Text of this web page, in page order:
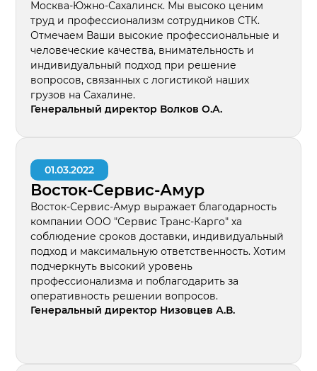
Москва-Южно-Сахалинск. Мы высоко ценим
труд и профессионализм сотрудников СТК.
Отмечаем Ваши высокие профессиональные и
человеческие качества, внимательность и
индивидуальный подход при решение
вопросов, связанных с логистикой наших
грузов на Сахалине.
Генеральный директор Волков О.А.
01.03.2022
Восток-Сервис-Амур
Восток-Сервис-Амур выражает благодарность
компании ООО "Сервис Транс-Карго" ха
соблюдение сроков доставки, индивидуальный
подход и максимальную ответственность. Хотим
подчеркнуть высокий уровень
профессионализма и поблагодарить за
оперативность решении вопросов.
Генеральный директор Низовцев А.В.